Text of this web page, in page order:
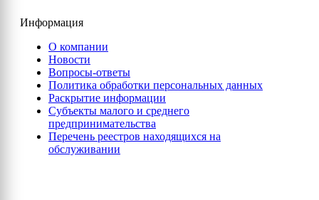
Информация
О компании
Новости
Вопросы-ответы
Политика обработки персональных данных
Раскрытие информации
Субъекты малого и среднего
предпринимательства
Перечень реестров находящихся на
обслуживании